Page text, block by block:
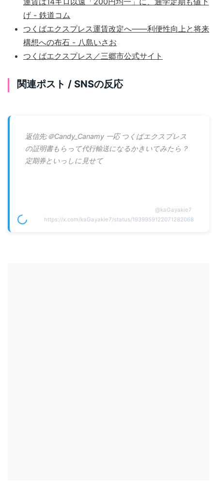
げ - 鉄道コム
つくばエクスプレス運賃改定へ――利便性向上と将来
構想への布石 - 八島いさお
つくばエクスプレス／三郷市公式サイト
関連ポスト / SNSの反応
返信先:＠Candy_Canamy 一応 つくばエクスプレス
の証明書もらって代行輸送になるかきいてみたら？
定期券といっしに見せて
@kaGayakie7
https://x.com/kaGayakie7/status/1939959122071282068